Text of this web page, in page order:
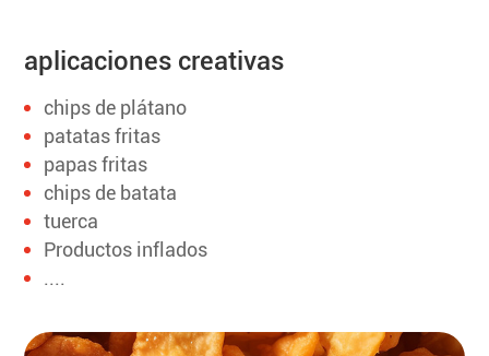
aplicaciones creativas
chips de plátano
patatas fritas
papas fritas
chips de batata
tuerca
Productos inflados
....